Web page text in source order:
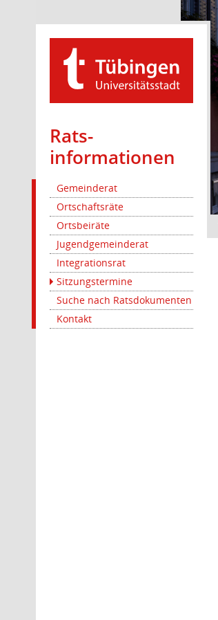
Rats­
informationen
Gemeinderat
Ortschaftsräte
Ortsbeiräte
Jugendgemeinderat
Integrationsrat
Sitzungstermine
Suche nach Ratsdokumenten
Kontakt